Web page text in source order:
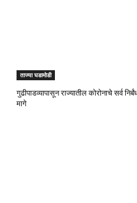
ताज्या घडामोडी
गुढीपाडव्यापासून राज्यातील कोरोनाचे सर्व
मागे